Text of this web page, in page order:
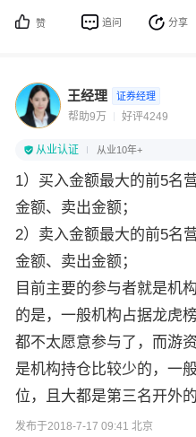
赞 追问 分享
王经理 证券经理
帮助9万 好评4249
从业认证 从业10年+
1）买入金额最大的前5名
金额、卖出金额；
2）卖入金额最大的前5名
金额、卖出金额；
目前主要的参与者就是机
的是，一般机构占据龙虎
都不太愿意参与了，而游
是机构持仓比较少的，一
位，且大都是第三名开外的
发布于2018-7-17 09:41 北京